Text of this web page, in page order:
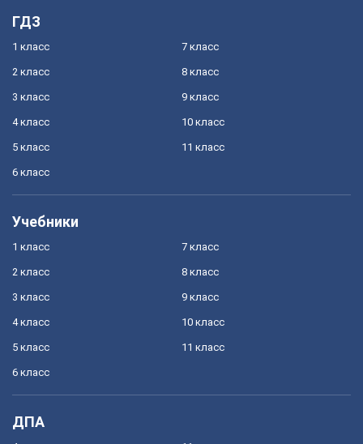
ГДЗ
1 класс
2 класс
3 класс
4 класс
5 класс
6 класс
7 класс
8 класс
9 класс
10 класс
11 класс
Учебники
1 класс
2 класс
3 класс
4 класс
5 класс
6 класс
7 класс
8 класс
9 класс
10 класс
11 класс
ДПА